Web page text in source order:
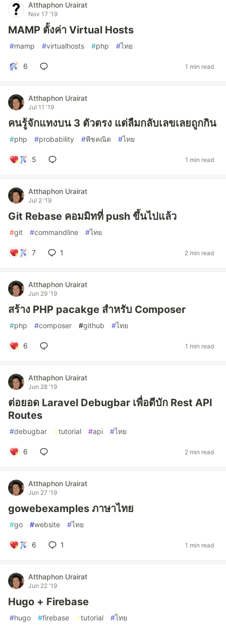
Atthaphon Urairat
Nov 17 '19
MAMP ตั้งค่า Virtual Hosts
#mamp #virtualhosts #php #ไทย
6 1 min read
Atthaphon Urairat
Jul 11 '19
คนรู้จักแทงบน 3 ตัวตรง แต่ลืมกลับเลขเลยถูกกิน
#php #probability #พีชคณิต #ไทย
5 1 min read
Atthaphon Urairat
Jul 2 '19
Git Rebase คอมมิทที่ push ขึ้นไปแล้ว
#git #commandline #ไทย
7 1 2 min read
Atthaphon Urairat
Jun 29 '19
สร้าง PHP pacakge สำหรับ Composer
#php #composer #github #ไทย
6 1 min read
Atthaphon Urairat
Jun 28 '19
ต่อยอด Laravel Debugbar เพื่อดีบัก Rest API
Routes
#debugbar #tutorial #api #ไทย
6 2 min read
Atthaphon Urairat
Jun 27 '19
gowebexamples ภาษาไทย
#go #website #ไทย
6 1 1 min read
Atthaphon Urairat
Jun 22 '19
Hugo + Firebase
#hugo #firebase #tutorial #ไทย